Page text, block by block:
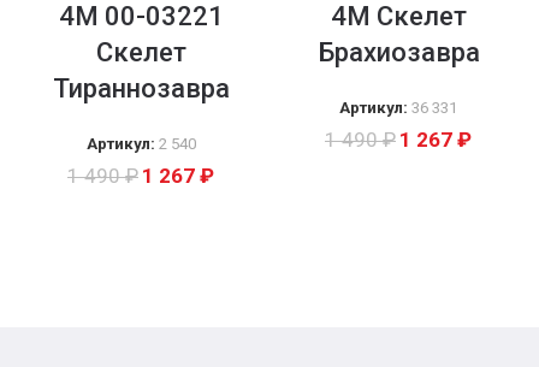
4M 00-03221
Скелет
Тираннозавра
Артикул: 2 540
1 490₽ 1 267 ₽
4M Скелет
Брахиозавра
Артикул: 36 331
1 490₽ 1 267 ₽